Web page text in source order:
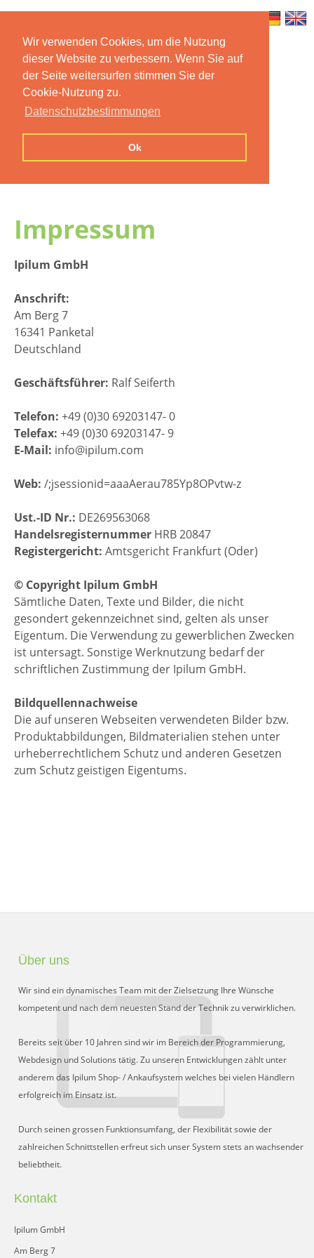
Wir verwenden Cookies, um die Nutzung
dieser Website zu verbessern. Wenn Sie auf
der Seite weitersurfen stimmen Sie der
Cookie-Nutzung zu.
Datenschutzbestimmungen
Ok
Home Features Mobile App
Preise
Contact us Imprint Privacy
Impressum
Ipilum GmbH
Anschrift:
Am Berg 7
16341 Panketal
Deutschland
Geschäftsführer: Ralf Seiferth
Telefon: +49 (0)30 69203147- 0
Telefax: +49 (0)30 69203147- 9
E-Mail: info@ipilum.com
Web: /;jsessionid=aaaAerau785Yp8OPvtw-z
Ust.-ID Nr.: DE269563068
Handelsregisternummer HRB 20847
Registergericht: Amtsgericht Frankfurt (Oder)
© Copyright Ipilum GmbH
Sämtliche Daten, Texte und Bilder, die nicht
gesondert gekennzeichnet sind, gelten als unser
Eigentum. Die Verwendung zu gewerblichen Zwecken
ist untersagt. Sonstige Werknutzung bedarf der
schriftlichen Zustimmung der Ipilum GmbH.
Bildquellennachweise
Die auf unseren Webseiten verwendeten Bilder bzw.
Produktabbildungen, Bildmaterialien stehen unter
urheberrechtlichem Schutz und anderen Gesetzen
zum Schutz geistigen Eigentums.
Über uns
Wir sind ein dynamisches Team mit der Zielsetzung Ihre Wünsche
kompetent und nach dem neuesten Stand der Technik zu verwirklichen.
Bereits seit über 10 Jahren sind wir im Bereich der Programmierung,
Webdesign und Solutions tätig. Zu unseren Entwicklungen zählt unter
anderem das Ipilum Shop- / Ankaufsystem welches bei vielen Händlern
erfolgreich im Einsatz ist.
Durch seinen grossen Funktionsumfang, der Flexibilität sowie der
zahlreichen Schnittstellen erfreut sich unser System stets an wachsender
beliebtheit.
Kontakt
Ipilum GmbH
Am Berg 7